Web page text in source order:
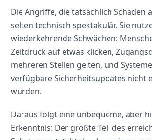
Die Angriffe, die tatsächlich Schaden
selten technisch spektakulär. Sie
wiederkehrende Schwächen:
Zeitdruck auf etwas klicken,
mehreren Stellen gelten, und
verfügbare Sicherheitsupdates nicht
wurden.
Daraus folgt eine unbequeme, aber
Erkenntnis: Der größte Teil des